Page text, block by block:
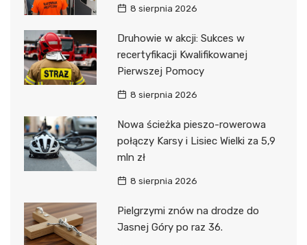
8 sierpnia 2026
Druhowie w akcji: Sukces w
recertyfikacji Kwalifikowanej
Pierwszej Pomocy
8 sierpnia 2026
Nowa ścieżka pieszo-rowerowa
połączy Karsy i Lisiec Wielki za 5,9
mln zł
8 sierpnia 2026
Pielgrzymi znów na drodze do
Jasnej Góry po raz 36.